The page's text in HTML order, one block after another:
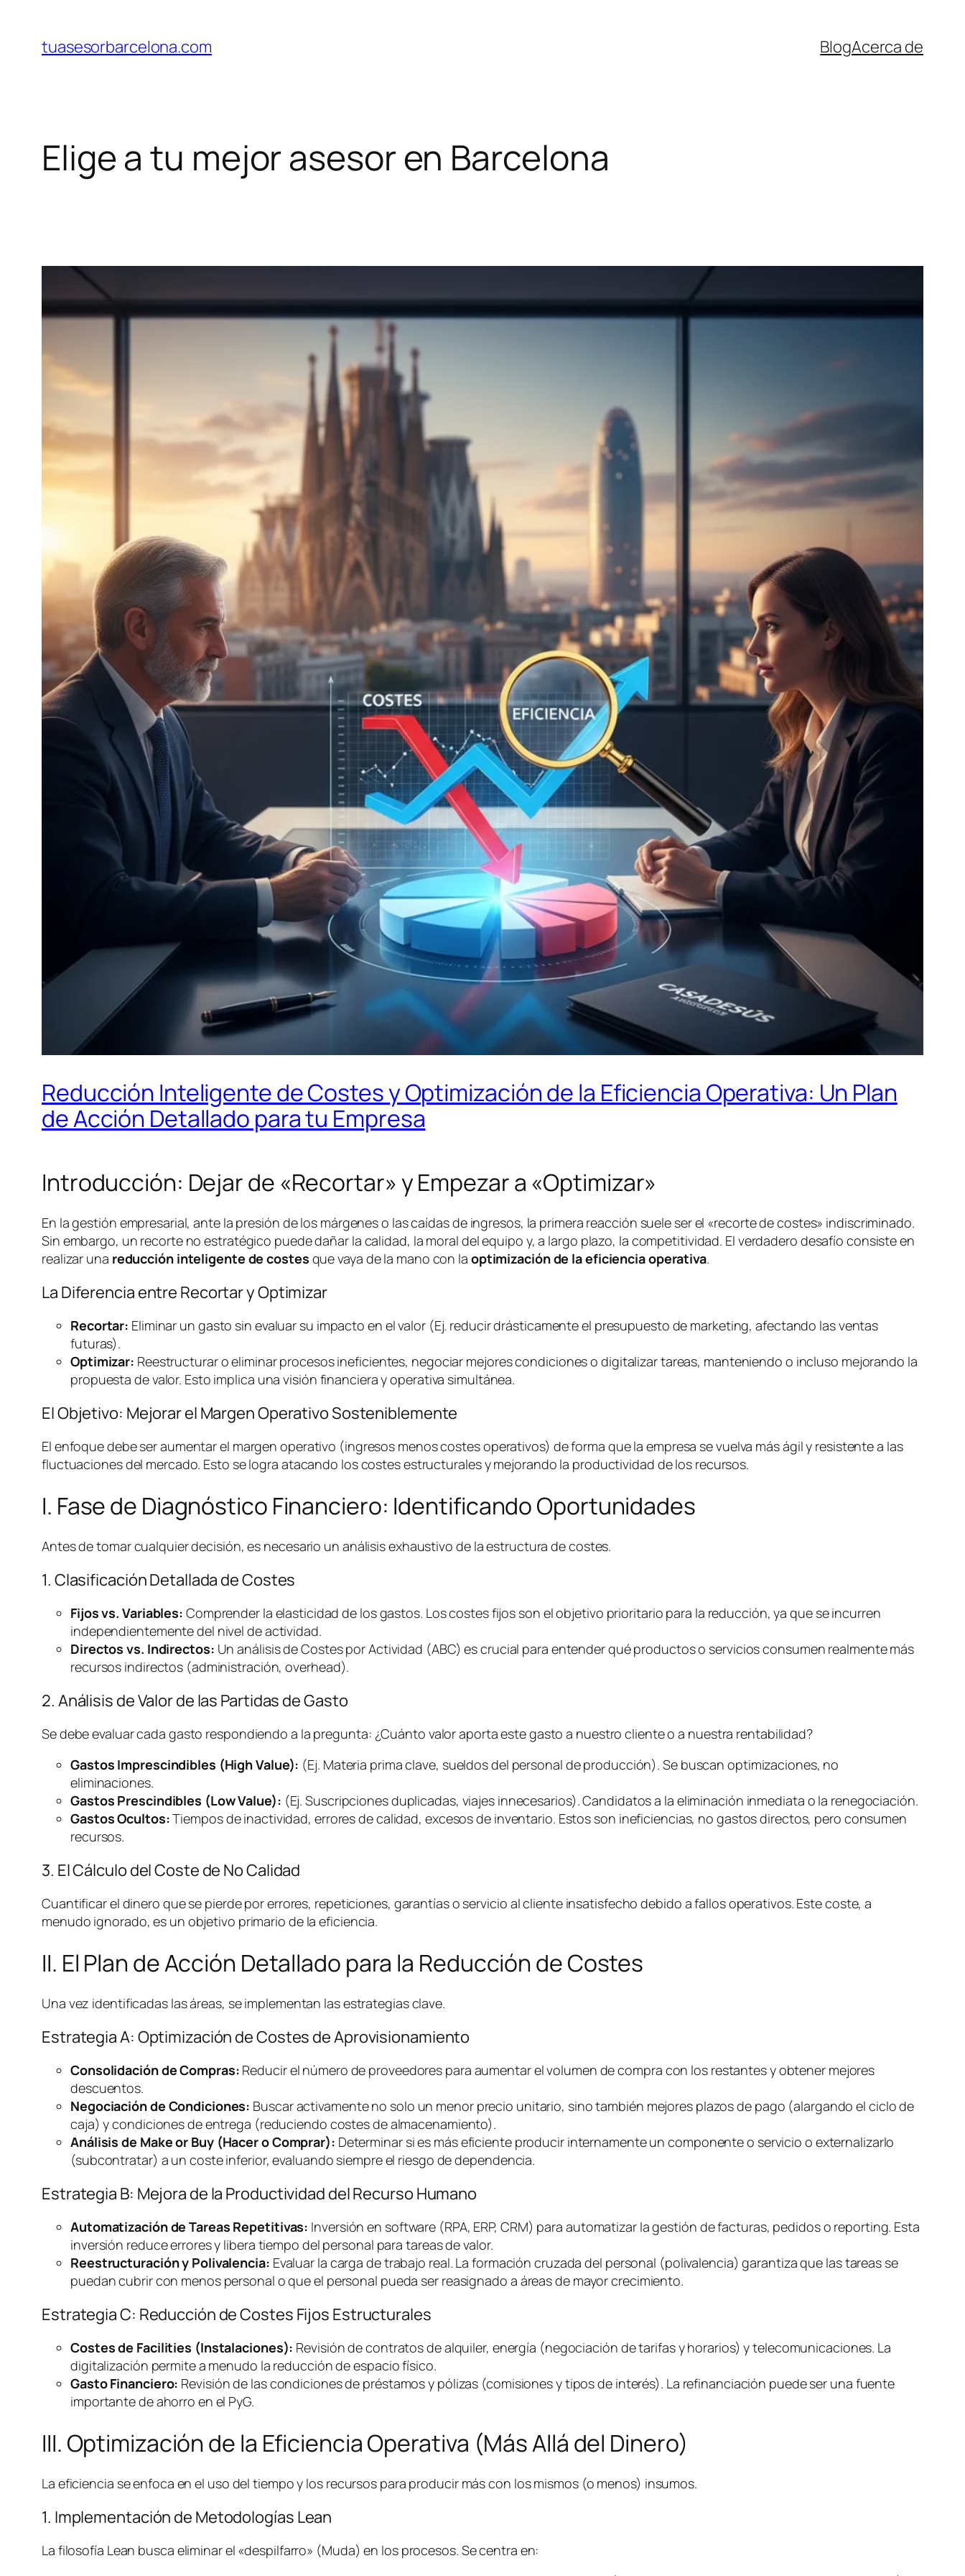
contenido
tuasesorbarcelona.com BlogAcerca de
Elige a tu mejor asesor en Barcelona
Reducción Inteligente de Costes y Optimización de la Eficiencia Operativa: Un Plan
de Acción Detallado para tu Empresa
Introducción: Dejar de «Recortar» y Empezar a «Optimizar»
En la gestión empresarial, ante la presión de los márgenes o las caídas de ingresos, la primera reacción suele ser el «recorte de costes» indiscriminado.
Sin embargo, un recorte no estratégico puede dañar la calidad, la moral del equipo y, a largo plazo, la competitividad. El verdadero desafío consiste en
realizar una reducción inteligente de costes que vaya de la mano con la optimización de la eficiencia operativa.
La Diferencia entre Recortar y Optimizar
Recortar: Eliminar un gasto sin evaluar su impacto en el valor (Ej. reducir drásticamente el presupuesto de marketing, afectando las ventas
futuras).
Optimizar: Reestructurar o eliminar procesos ineficientes, negociar mejores condiciones o digitalizar tareas, manteniendo o incluso mejorando la
propuesta de valor. Esto implica una visión financiera y operativa simultánea.
El Objetivo: Mejorar el Margen Operativo Sosteniblemente
El enfoque debe ser aumentar el margen operativo (ingresos menos costes operativos) de forma que la empresa se vuelva más ágil y resistente a las
fluctuaciones del mercado. Esto se logra atacando los costes estructurales y mejorando la productividad de los recursos.
I. Fase de Diagnóstico Financiero: Identificando Oportunidades
Antes de tomar cualquier decisión, es necesario un análisis exhaustivo de la estructura de costes.
1. Clasificación Detallada de Costes
Fijos vs. Variables: Comprender la elasticidad de los gastos. Los costes fijos son el objetivo prioritario para la reducción, ya que se incurren
independientemente del nivel de actividad.
Directos vs. Indirectos: Un análisis de Costes por Actividad (ABC) es crucial para entender qué productos o servicios consumen realmente más
recursos indirectos (administración,overhead).
2. Análisis de Valor de las Partidas de Gasto
Se debe evaluar cada gasto respondiendo a la pregunta: ¿Cuánto valor aporta este gasto a nuestro cliente o a nuestra rentabilidad?
Gastos Imprescindibles (High Value): (Ej. Materia prima clave, sueldos del personal de producción). Se buscan optimizaciones, no
eliminaciones.
Gastos Prescindibles (Low Value): (Ej. Suscripciones duplicadas, viajes innecesarios). Candidatos a la eliminación inmediata o la renegociación.
Gastos Ocultos:Tiempos de inactividad, errores de calidad, excesos de inventario. Estos son ineficiencias, no gastos directos, pero consumen
recursos.
3. El Cálculo del Coste de No Calidad
Cuantificar el dinero que se pierde por errores, repeticiones, garantías o servicio al cliente insatisfecho debido a fallos operativos. Este coste, a
menudo ignorado, es un objetivo primario de la eficiencia.
II. El Plan de Acción Detallado para la Reducción de Costes
Una vez identificadas las áreas, se implementan las estrategias clave.
Estrategia A: Optimización de Costes de Aprovisionamiento
Consolidación de Compras: Reducir el número de proveedores para aumentar el volumen de compra con los restantes y obtener mejores
descuentos.
Negociación de Condiciones: Buscar activamente no solo un menor precio unitario, sino también mejores plazos de pago (alargando el ciclo de
caja) y condiciones de entrega (reduciendo costes de almacenamiento).
Análisis de Make or Buy(Hacer o Comprar): Determinar si es más eficiente producir internamente un componente o servicio o externalizarlo
(subcontratar) a un coste inferior, evaluando siempre el riesgo de dependencia.
Estrategia B: Mejora de la Productividad del Recurso Humano
Automatización de Tareas Repetitivas: Inversión en software (RPA, ERP, CRM) para automatizar la gestión de facturas, pedidos o reporting. Esta
inversión reduce errores y libera tiempo del personal para tareas de valor.
Reestructuración y Polivalencia: Evaluar la carga de trabajo real. La formación cruzada del personal (polivalencia) garantiza que las tareas se
puedan cubrir con menos personal o que el personal pueda ser reasignado a áreas de mayor crecimiento.
Estrategia C: Reducción de Costes Fijos Estructurales
Costes de Facilities (Instalaciones): Revisión de contratos de alquiler, energía (negociación de tarifas y horarios) y telecomunicaciones. La
digitalización permite a menudo la reducción de espacio físico.
Gasto Financiero: Revisión de las condiciones de préstamos y pólizas (comisiones y tipos de interés). La refinanciación puede ser una fuente
importante de ahorro en el PyG.
III. Optimización de la Eficiencia Operativa (Más Allá del Dinero)
La eficiencia se enfoca en el uso del tiempo y los recursos para producir más con los mismos (o menos) insumos.
1. Implementación de Metodologías Lean
La filosofía Lean busca eliminar el «despilfarro» (Muda) en los procesos. Se centra en: